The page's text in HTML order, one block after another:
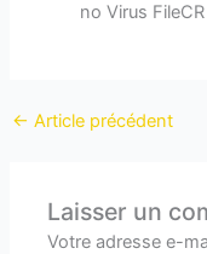
no Virus FileCR
← Article précédent
Laisser un
Votre adresse e-